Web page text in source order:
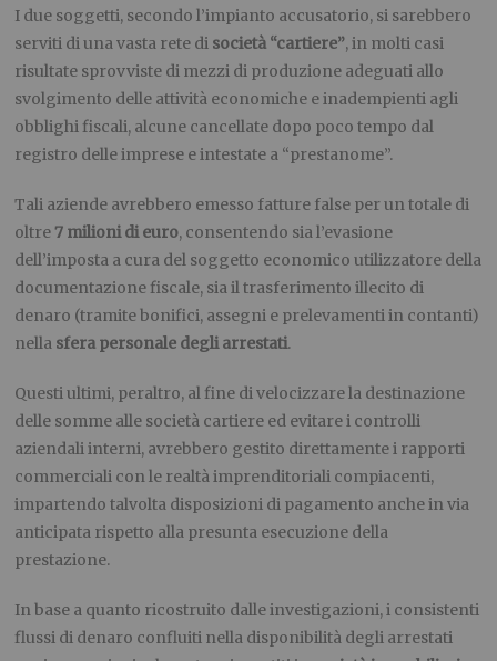
I due soggetti, secondo l’impianto accusatorio, si sarebbero
serviti di una vasta rete di società “cartiere”, in molti casi
risultate sprovviste di mezzi di produzione adeguati allo
svolgimento delle attività economiche e inadempienti agli
obblighi fiscali, alcune cancellate dopo poco tempo dal
registro delle imprese e intestate a “prestanome”.
Tali aziende avrebbero emesso fatture false per un totale di
oltre7 milioni di euro, consentendo sia l’evasione
dell’imposta a cura del soggetto economico utilizzatore della
documentazione fiscale, sia il trasferimento illecito di
denaro (tramite bonifici, assegni e prelevamenti in contanti)
nella sfera personale degli arrestati.
Questi ultimi, peraltro, al fine di velocizzare la destinazione
delle somme alle società cartiere ed evitare i controlli
aziendali interni, avrebbero gestito direttamente i rapporti
commerciali con le realtà imprenditoriali compiacenti,
impartendo talvolta disposizioni di pagamento anche in via
anticipata rispetto alla presunta esecuzione della
prestazione.
In base a quanto ricostruito dalle investigazioni, i consistenti
flussi di denaro confluiti nella disponibilità degli arrestati